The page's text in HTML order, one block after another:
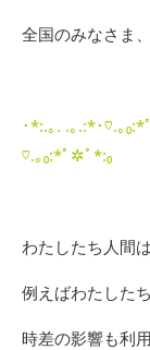
全国のみなさま
･*:.｡. .｡.:*･♡.｡
♡.｡₀:*ﾟ✲ﾟ*:₀
わたしたち人間
例えばわたした
時差の影響も利